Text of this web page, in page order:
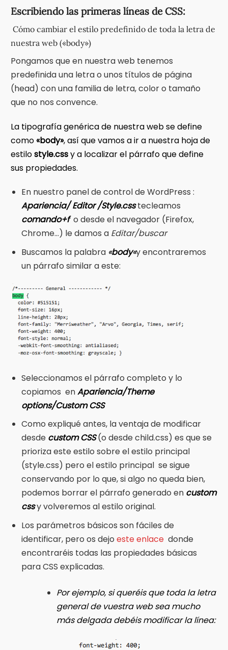
Escribiendo las primeras líneas de CSS:
Cómo cambiar el estilo predefinido de toda la letra de
nuestra web («body»)
Pongamos que en nuestra web tenemos
predefinida una letra o unos títulos de página
(head) con una familia de letra, color o tamaño
que no nos convence.
La tipografía genérica de nuestra web se define
como«body», así que vamos a ir a nuestra hoja de
estilostyle.cssy a localizar el párrafo que define
sus propiedades.
En nuestro panel de control de WordPress :
Apariencia/ Editor /Style.css tecleamos
comando+fo desde el navegador (Firefox,
Chrome…) le damos a Editar/buscar
Buscamos la palabra «body«y encontraremos
un párrafo similar a este:
Seleccionamos el párrafo completo y lo
copiamos enApariencia/Theme
options/Custom CSS
Como expliqué antes, la ventaja de modificar
desde custom CSS (o desde child.css) es que se
prioriza este estilo sobre el estilo principal
(style.css) pero el estilo principal se sigue
conservando por lo que, si algo no queda bien,
podemos borrar el párrafo generado en custom
cssy volveremos al estilo original.
Los parámetros básicos son fáciles de
identificar, pero os dejo este enlace donde
encontraréis todas las propiedades básicas
para CSS explicadas.
Por ejemplo, si queréis que toda la letra
general de vuestra web sea mucho
más delgada debéis modificar la línea: